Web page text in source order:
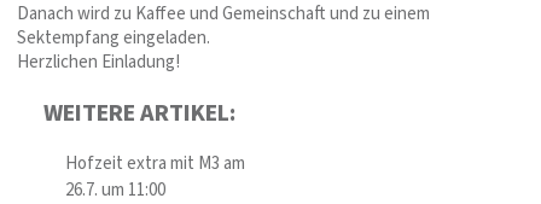
Danach wird zu Kaffee und Gemeinschaft und zu einem
Sektempfang eingeladen.
Herzlichen Einladung!
WEITERE ARTIKEL:
Hofzeit extra mit M3 am
26.7. um 11:00